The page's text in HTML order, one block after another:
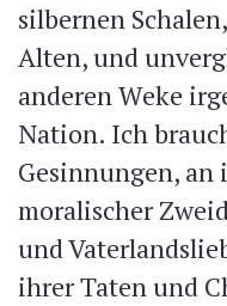
silbernen
Alten, und
anderen Weke
Nation. Ich
Gesinnungen, an
moralischer
und
ihrer Taten und